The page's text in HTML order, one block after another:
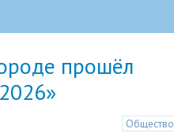
прошёл
Общество